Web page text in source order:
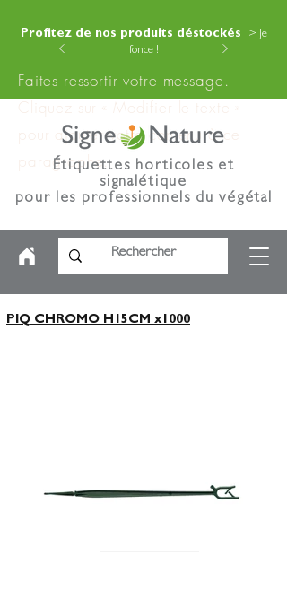
Profitez de nos produits déstockés
> Je
fonce !
Faites ressortir votre message.
Cliquez sur « Modifier le texte »
pour ajouter votre contenu à ce
paragraphe.
Étiquettes horticoles et
signalétique
pour les professionnels du végétal
PIQ CHROMO H15CM x1000